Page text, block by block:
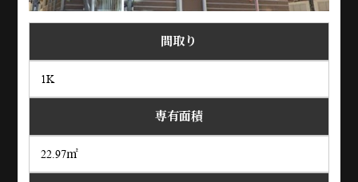
間取り
1K
専有面積
22.97㎡